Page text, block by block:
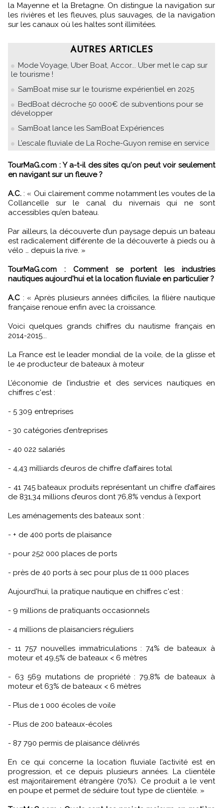
la Mayenne et la Bretagne. On distingue la navigation sur
les rivières et les fleuves, plus sauvages, de la navigation
sur les canaux où les haltes sont illimitées.
AUTRES ARTICLES
Mode Voyage, Uber Boat, Accor... Uber met le cap sur
le tourisme !
SamBoat mise sur le tourisme expérientiel en 2025
BedBoat décroche 50 000€ de subventions pour se
développer
SamBoat lance les SamBoat Expériences
L’escale fluviale de La Roche-Guyon remise en service
TourMaG.com : Y a-t-il des sites qu'on peut voir seulement
en navigant sur un fleuve ?
A.C. : « Oui clairement comme notamment les voutes de la
Collancelle sur le canal du nivernais qui ne sont
accessibles qu’en bateau.
Par ailleurs, la découverte d’un paysage depuis un bateau
est radicalement différente de la découverte à pieds ou à
vélo … depuis la rive. »
TourMaG.com : Comment se portent les industries
nautiques aujourd'hui et la location fluviale en particulier ?
A.C : « Après plusieurs années difficiles, la filière nautique
française renoue enfin avec la croissance.
Voici quelques grands chiffres du nautisme français en
2014-2015...
La France est le leader mondial de la voile, de la glisse et
le 4e producteur de bateaux à moteur
L’économie de l’industrie et des services nautiques en
chiffres c'est :
- 5 309 entreprises
- 30 catégories d’entreprises
- 40 022 salariés
- 4,43 milliards d’euros de chiffre d’affaires total
- 41 745 bateaux produits représentant un chiffre d’affaires
de 831,34 millions d’euros dont 76,8% vendus à l’export
Les aménagements des bateaux sont :
- + de 400 ports de plaisance
- pour 252 000 places de ports
- près de 40 ports à sec pour plus de 11 000 places
Aujourd'hui, la pratique nautique en chiffres c'est :
- 9 millions de pratiquants occasionnels
- 4 millions de plaisanciers réguliers
- 11 757 nouvelles immatriculations : 74% de bateaux à
moteur et 49,5% de bateaux < 6 mètres
- 63 569 mutations de propriété : 79,8% de bateaux à
moteur et 63% de bateaux < 6 mètres
- Plus de 1 000 écoles de voile
- Plus de 200 bateaux-écoles
- 87 790 permis de plaisance délivrés
En ce qui concerne la location fluviale l’activité est en
progression, et ce depuis plusieurs années. La clientèle
est majoritairement étrangère (70%). Ce produit a le vent
en poupe et permet de séduire tout type de clientèle. »